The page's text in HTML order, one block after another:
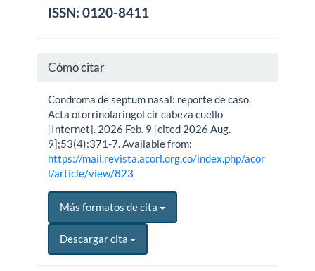
ISSN: 0120-8411
Cómo citar
Condroma de septum nasal: reporte de caso.
Acta otorrinolaringol cir cabeza cuello
[Internet]. 2026 Feb. 9 [cited 2026 Aug.
9];53(4):371-7. Available from:
https://mail.revista.acorl.org.co/index.php/acor
l/article/view/823
Más formatos de cita
Descargar cita